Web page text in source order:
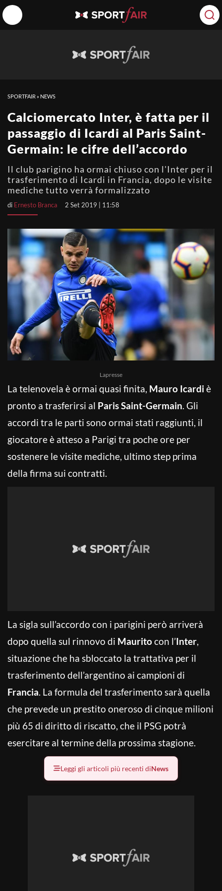
SPORTFAIR » NEWS
Calciomercato Inter, è fatta per il
passaggio di Icardi al Paris Saint-
Germain: le cifre dell’accordo
Il club parigino ha ormai chiuso con l'Inter per il
trasferimento di Icardi in Francia, dopo le visite
mediche tutto verrà formalizzato
di Ernesto Branca 2 Set 2019 | 11:58
Lapresse
La telenovela è ormai quasi finita, Mauro Icardi è
pronto a trasferirsi al Paris Saint-Germain. Gli
accordi tra le parti sono ormai stati raggiunti, il
giocatore è atteso a Parigi tra poche ore per
sostenere le visite mediche, ultimo step prima
della firma sui contratti.
La sigla sull’accordo con i parigini però arriverà
dopo quella sul rinnovo di Mauritocon l’Inter,
situazione che ha sbloccato la trattativa per il
trasferimento dell’argentino ai campioni di
Francia. La formula del trasferimento sarà quella
che prevede un prestito oneroso di cinque milioni
più 65 di diritto di riscatto, che il PSG potrà
esercitare al termine della prossima stagione.
Leggi gli articoli più recenti diNews